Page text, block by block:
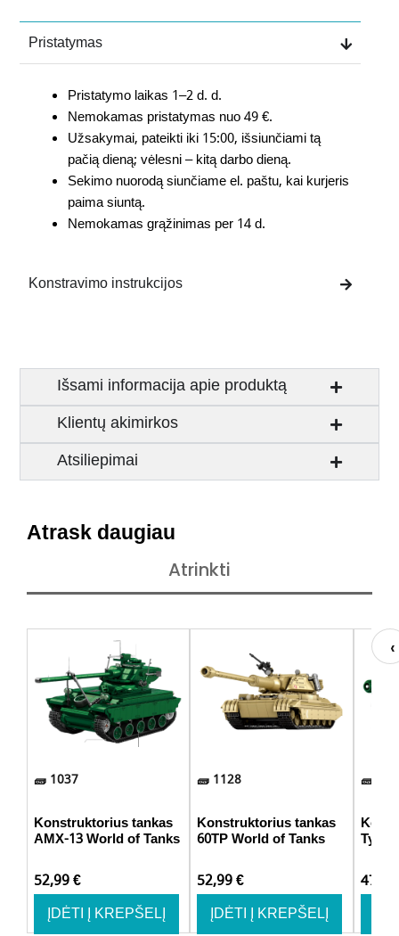
Pristatymas
Pristatymo laikas 1–2 d. d.
Nemokamas pristatymas nuo 49 €.
Užsakymai, pateikti iki 15:00, išsiunčiami tą
pačią dieną; vėlesni – kitą darbo dieną.
Sekimo nuorodą siunčiame el. paštu, kai kurjeris
paima siuntą.
Nemokamas grąžinimas per 14 d.
Konstravimo instrukcijos
Išsami informacija apie produktą
Klientų akimirkos
Atsiliepimai
Atrask daugiau
Atrinkti
1037
Konstruktorius tankas
AMX-13 World of Tanks
52,99€
ĮDĖTI Į KREPŠELĮ
1128
Konstruktorius tankas
60TP World of Tanks
52,99€
ĮDĖTI Į KREPŠELĮ
Type
47,99